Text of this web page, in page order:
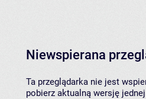
Niewspierana
Ta przeglądarka nie jest
pobierz aktualną wersję